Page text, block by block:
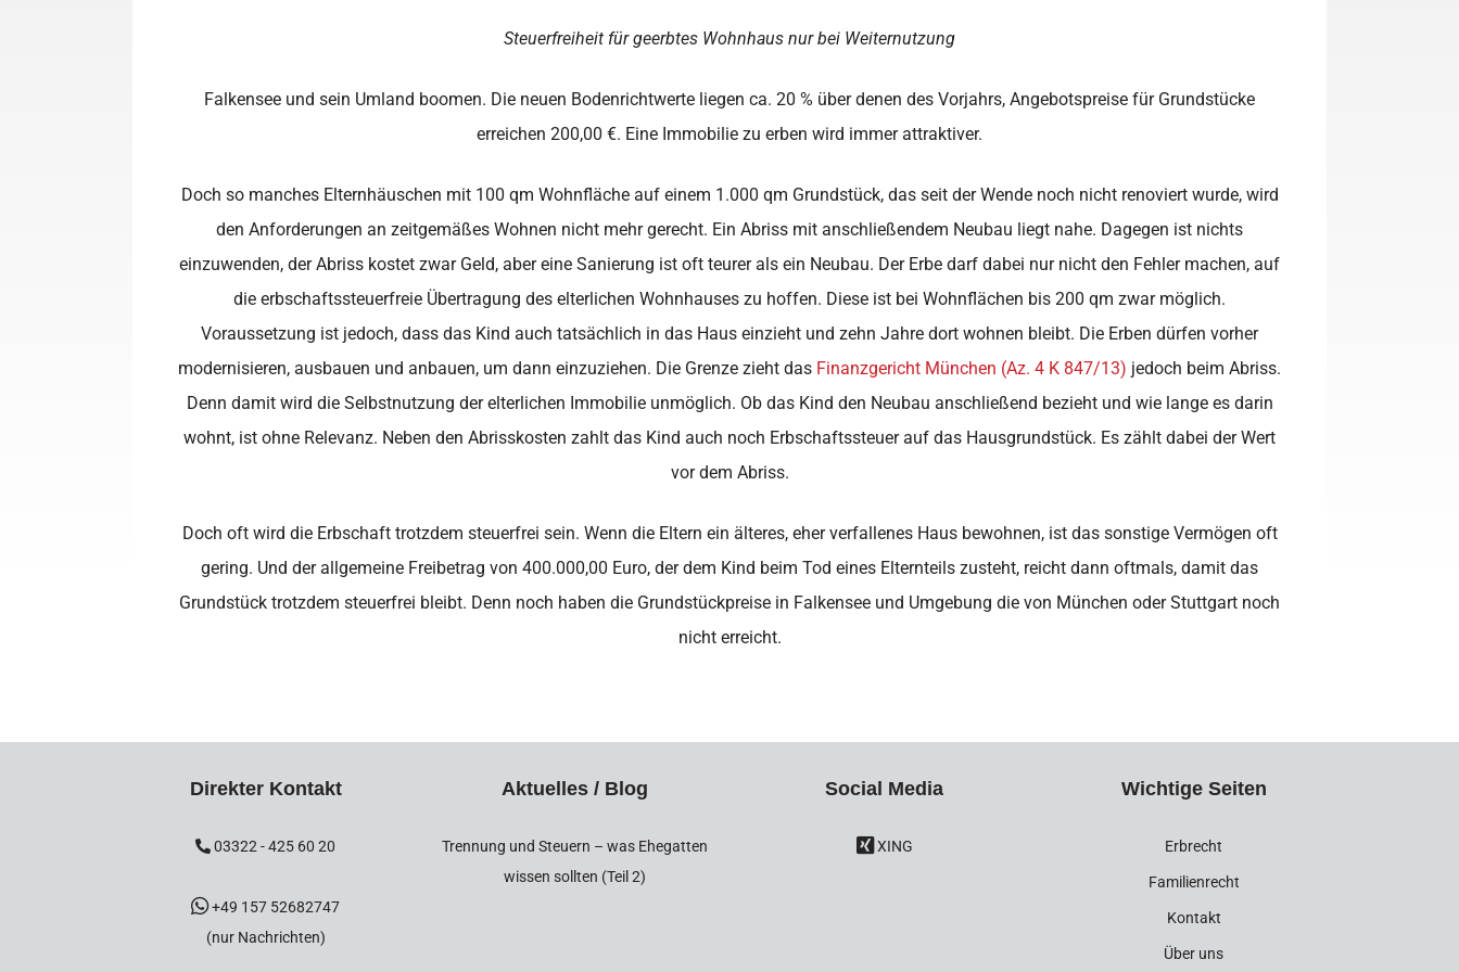
Steuerfreiheit für geerbtes Wohnhaus nur bei Weiternutzung
Falkensee und sein Umland boomen. Die neuen Bodenrichtwerte liegen ca. 20 % über denen des Vorjahrs, Angebotspreise für Grundstücke
erreichen 200,00 €. Eine Immobilie zu erben wird immer attraktiver.
Doch so manches Elternhäuschen mit 100 qm Wohnfläche auf einem 1.000 qm Grundstück, das seit der Wende noch nicht renoviert wurde, wird
den Anforderungen an zeitgemäßes Wohnen nicht mehr gerecht. Ein Abriss mit anschließendem Neubau liegt nahe. Dagegen ist nichts
einzuwenden, der Abriss kostet zwar Geld, aber eine Sanierung ist oft teurer als ein Neubau. Der Erbe darf dabei nur nicht den Fehler machen, auf
die erbschaftssteuerfreie Übertragung des elterlichen Wohnhauses zu hoffen. Diese ist bei Wohnflächen bis 200 qm zwar möglich.
Voraussetzung ist jedoch, dass das Kind auch tatsächlich in das Haus einzieht und zehn Jahre dort wohnen bleibt. Die Erben dürfen vorher
modernisieren, ausbauen und anbauen, um dann einzuziehen. Die Grenze zieht das Finanzgericht München (Az. 4 K 847/13) jedoch beim Abriss.
Denn damit wird die Selbstnutzung der elterlichen Immobilie unmöglich. Ob das Kind den Neubau anschließend bezieht und wie lange es darin
wohnt, ist ohne Relevanz. Neben den Abrisskosten zahlt das Kind auch noch Erbschaftssteuer auf das Hausgrundstück. Es zählt dabei der Wert
vor dem Abriss.
Doch oft wird die Erbschaft trotzdem steuerfrei sein. Wenn die Eltern ein älteres, eher verfallenes Haus bewohnen, ist das sonstige Vermögen oft
gering. Und der allgemeine Freibetrag von 400.000,00 Euro, der dem Kind beim Tod eines Elternteils zusteht, reicht dann oftmals, damit das
Grundstück trotzdem steuerfrei bleibt. Denn noch haben die Grundstückpreise in Falkensee und Umgebung die von München oder Stuttgart noch
nicht erreicht.
Direkter Kontakt
03322 - 425 60 20
+49 157 52682747
(nur Nachrichten)
Aktuelles / Blog
Trennung und Steuern – was Ehegatten
wissen sollten (Teil 2)
Social Media
XING
Wichtige Seiten
Erbrecht
Familienrecht
Kontakt
Über uns